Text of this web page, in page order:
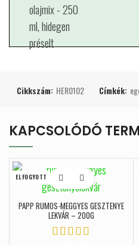
Cikkszám: HER0102 Címkék:
KAPCSOLÓDÓ
ELFOGYOTT
PAPP RUMOS-MEGGYES GESZTENYE
LEKVÁR – 200G